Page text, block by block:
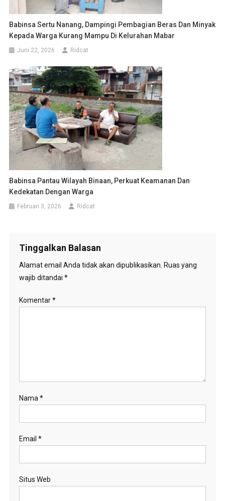
Babinsa Sertu Nanang, Dampingi Pembagian Beras Dan Minyak
Kepada Warga Kurang Mampu Di Kelurahan Mabar
Juni 22, 2026 Ridcat
Babinsa Pantau Wilayah Binaan, Perkuat Keamanan Dan
Kedekatan Dengan Warga
Februari 3, 2026 Ridcat
Tinggalkan Balasan
Alamat email Anda tidak akan dipublikasikan. Ruas yang
wajib ditandai *
Komentar*
Nama*
Email *
Situs Web